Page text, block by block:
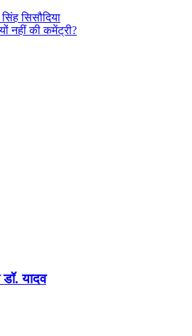
सिसौदिया
नहीं की कमेंट्री?
यादव